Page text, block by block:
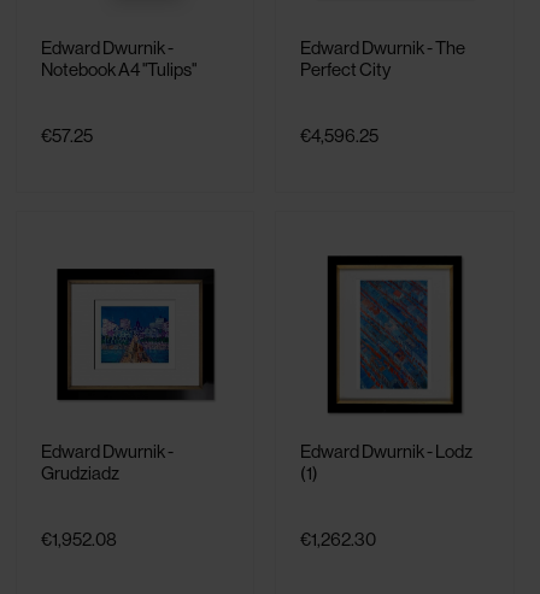
Edward Dwurnik -
Notebook A4 "Tulips"
€57.25
Edward Dwurnik - The
Perfect City
€4,596.25
Edward Dwurnik -
Grudziadz
€1,952.08
Edward Dwurnik - Lodz
(1)
€1,262.30